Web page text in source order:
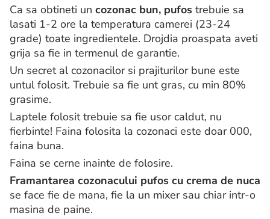
Ca sa obtineti un cozonac bun, pufos trebuie sa
lasati 1-2 ore la temperatura camerei (23-24
grade) toate ingredientele. Drojdia proaspata aveti
grija sa fie in termenul de garantie.
Un secret al cozonacilor si prajiturilor bune este
untul folosit. Trebuie sa fie unt gras, cu min 80%
grasime.
Laptele folosit trebuie sa fie usor caldut, nu
fierbinte! Faina folosita la cozonaci este doar 000,
faina buna.
Faina se cerne inainte de folosire.
Framantarea cozonacului pufos cu crema de nuca
se face fie de mana, fie la un mixer sau chiar intr-o
masina de paine.